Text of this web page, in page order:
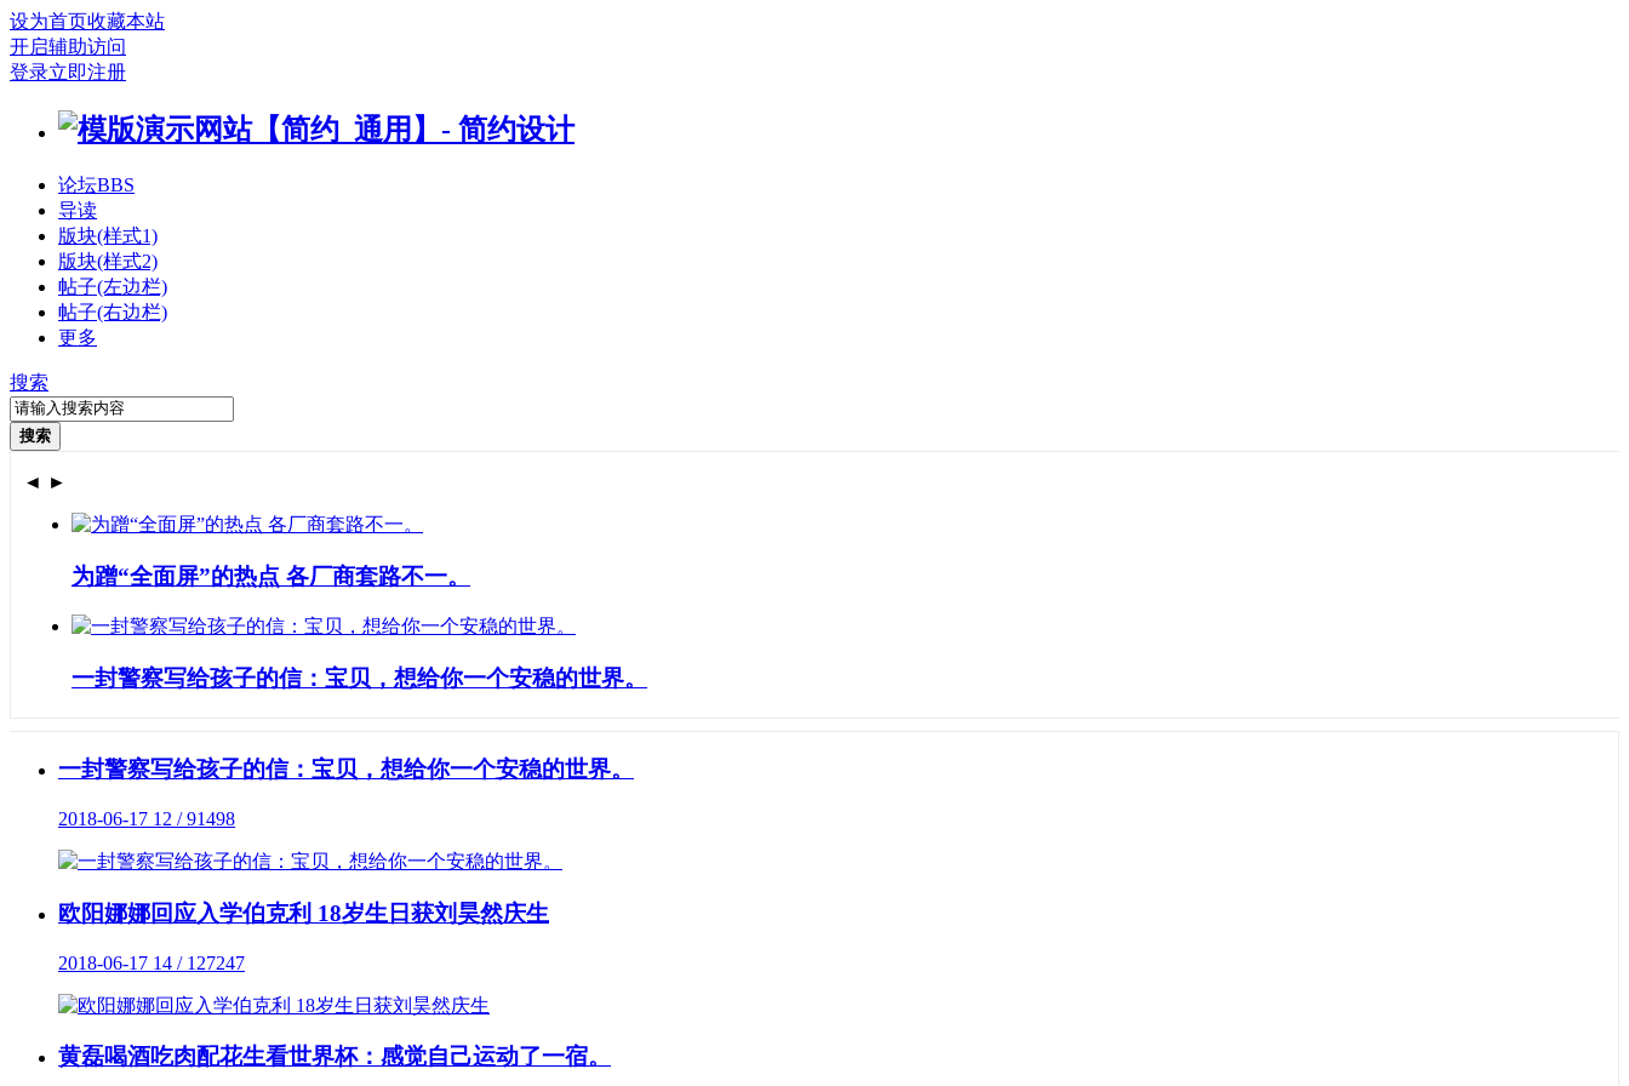
设为首页收藏本站
开启辅助访问
登录立即注册
论坛BBS
导读
版块(样式1)
版块(样式2)
帖子(左边栏)
帖子(右边栏)
更多
搜索
搜索
◄ ►
为蹭“全面屏”的热点 各厂商套路不一。
一封警察写给孩子的信：宝贝，想给你一个安稳的世界。
一封警察写给孩子的信：宝贝，想给你一个安稳的世界。
2018-06-17 12 / 91498
欧阳娜娜回应入学伯克利 18岁生日获刘昊然庆生
2018-06-17 14 / 127247
黄磊喝酒吃肉配花生看世界杯：感觉自己运动了一宿。